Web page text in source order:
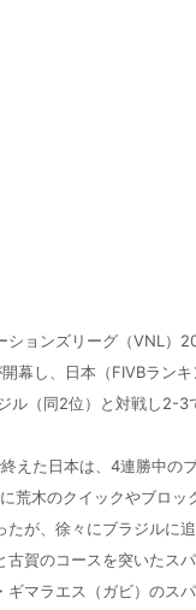
ョンズリーグ（VNL）
幕し、日本（FIVBラン
ル（同2位）と対戦し2-3
えた日本は、4連勝中の
荒木のクイックやブロッ
たが、徐々にブラジルに
古賀のコースを突いたス
ギマラエス（ガビ）のス